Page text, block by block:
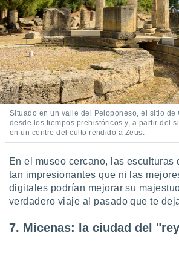
Situado en un valle del Peloponeso, el sitio de
desde los tiempos prehistóricos y, a partir del
en un centro del culto rendido a Zeus.
En el museo cercano, las esculturas
tan impresionantes que ni las
digitales podrían mejorar su
verdadero viaje al pasado que te
7. Micenas: la ciudad del